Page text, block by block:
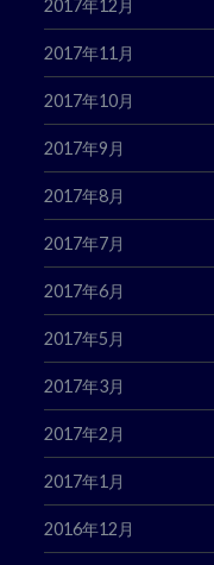
2017年12月
2017年11月
2017年10月
2017年9月
2017年8月
2017年7月
2017年6月
2017年5月
2017年3月
2017年2月
2017年1月
2016年12月